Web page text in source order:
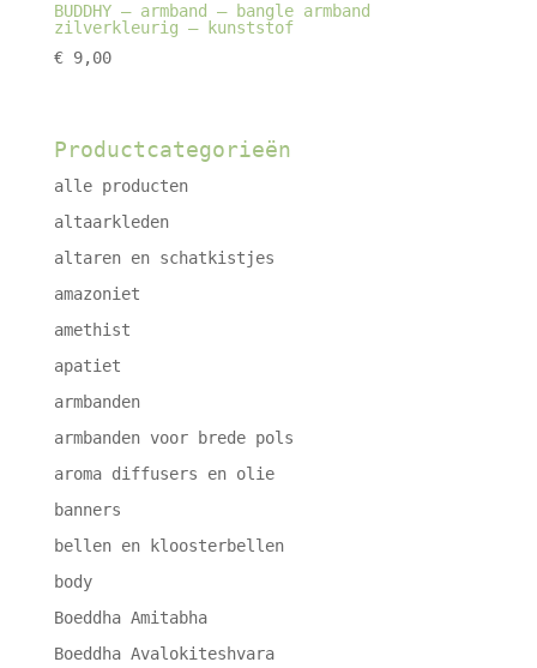
BUDDHY – armband – bangle armband
zilverkleurig – kunststof
€9,00
Productcategorieën
alle producten
altaarkleden
altaren en schatkistjes
amazoniet
amethist
apatiet
armbanden
armbanden voor brede pols
aroma diffusers en olie
banners
bellen en kloosterbellen
body
Boeddha Amitabha
Boeddha Avalokiteshvara